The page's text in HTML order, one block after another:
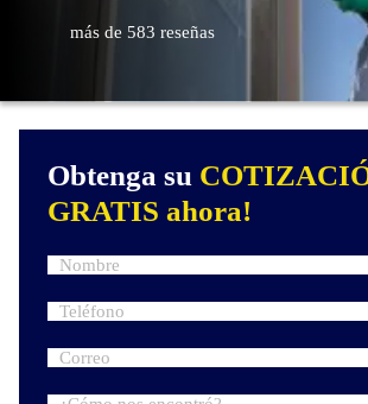
más de 583 reseñas
Obtenga su
GRATIS ahora!